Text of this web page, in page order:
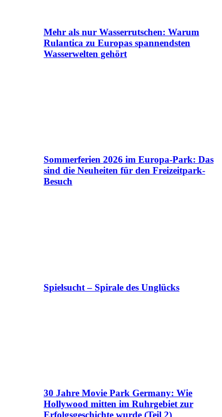
Mehr als nur Wasserrutschen: Warum
Rulantica zu Europas spannendsten
Wasserwelten gehört
Sommerferien 2026 im Europa-Park: Das
sind die Neuheiten für den Freizeitpark-
Besuch
Spielsucht – Spirale des Unglücks
30 Jahre Movie Park Germany: Wie
Hollywood mitten im Ruhrgebiet zur
Erfolgsgeschichte wurde (Teil 2)